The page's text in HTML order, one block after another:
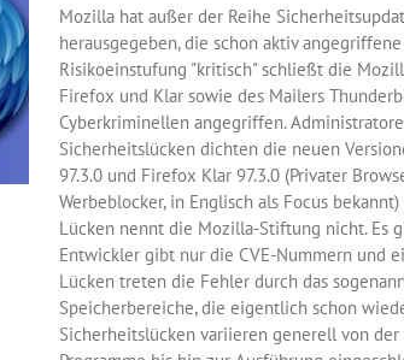
Mozilla hat außer der Reihe
herausgegeben, die schon aktiv
Risikoeinstufung "kritisch" schließt die
Firefox und Klar sowie des Mailers
Cyberkriminellen angegriffen.
Sicherheitslücken dichten die neuen
97.3.0 und Firefox Klar 97.3.0 (Privater
Werbeblocker, in Englisch als Focus
Lücken nennt die Mozilla-Stiftung nicht. Es
Entwickler gibt nur die CVE-Nummern und
Lücken treten die Fehler durch das
Speicherbereiche, die eigentlich schon
Sicherheitslücken variieren generell von